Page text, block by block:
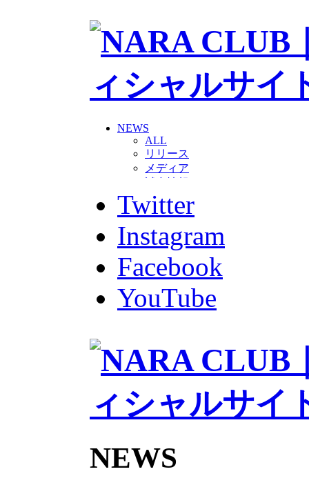
NEWS
ALL
リリース
メディア
グッズ
ファンコミュニティ
ホームタウン
コラム
その他
TEAM
2026/27トップチーム
2026/27トップチームスタッフ
チアダンススクール
ボランティアチーム「volundeer」
HOMEGAME
観戦ルール＆マナー
写真・動画使用ガイドライン
ロートフィールド奈良
Twitter
Instagram
Facebook
YouTube
NEWS